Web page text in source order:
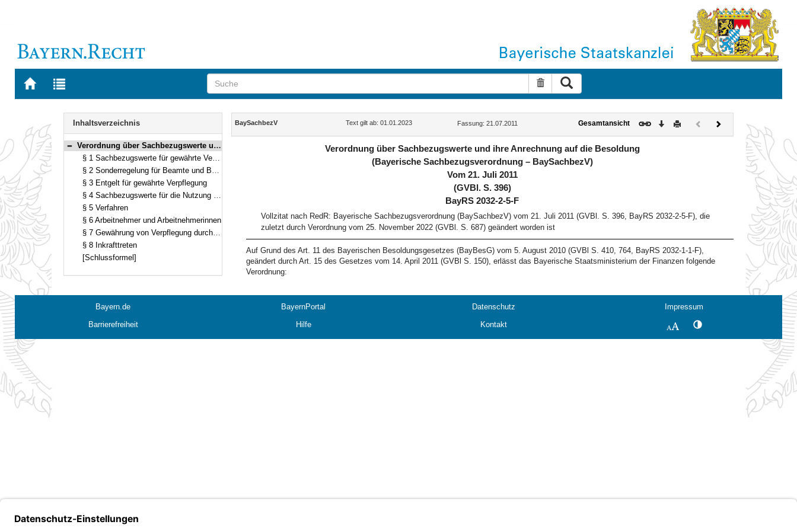
Zur
BAYERN.RECHT
Zur
letzten
Suche zurücksetzen
Navigation
Inhaltsverzeichnis
Bereich reduzieren
Verordnung über Sachbezugswerte und ihre Anrechnung auf die Besoldung (Bayerische Sachbezugsverordnung – BaySachbezV) Vom 21. Juli 2011 (GVBl. S. 396) BayRS 2032-2-5-F (§§ 1–8)
§ 1 Sachbezugswerte für gewährte Verpflegung
§ 2 Sonderregelung für Beamte und Beamtinnen der Bayerischen Bereitschaftspolizei
§ 3 Entgelt für gewährte Verpflegung
§ 4 Sachbezugswerte für die Nutzung von Dienstkraftwagen
§ 5 Verfahren
§ 6 Arbeitnehmer und Arbeitnehmerinnen
§ 7 Gewährung von Verpflegung durch nicht staatliche Einrichtungen
§ 8 Inkrafttreten
[Schlussformel]
Inhalt
BaySachbezV Text gilt ab: 01.01.2023 Fassung: 21.07.2011 Gesamtansicht Download
DruckenVorherigesNächstes
Dokument
Verordnung über Sachbezugswerte und ihre Anrechnung auf die Besoldung
(Bayerische Sachbezugsverordnung – BaySachbezV)
Vom 21. Juli 2011
(GVBl. S. 396)
BayRS 2032-2-5-F
Vollzitat nach RedR: Bayerische Sachbezugsverordnung (BaySachbezV) vom 21. Juli 2011 (GVBl. S. 396, BayRS 2032-2-5-F), die
zuletzt durch Verordnung vom 25. November 2022 (GVBl. S. 687) geändert worden ist
Auf Grund des Art. 11 des Bayerischen Besoldungsgesetzes (BayBesG) vom 5. August 2010 (GVBl S. 410, 764, BayRS 2032-1-1-F),
geändert durch Art. 15 des Gesetzes vom 14. April 2011 (GVBl S. 150), erlässt das Bayerische Staatsministerium der Finanzen folgende
Verordnung:
Bayern.de BayernPortal Datenschutz
Impressum
Barrierefreiheit
Hilfe Kontakt SchriftgrößeKontrastwechsel